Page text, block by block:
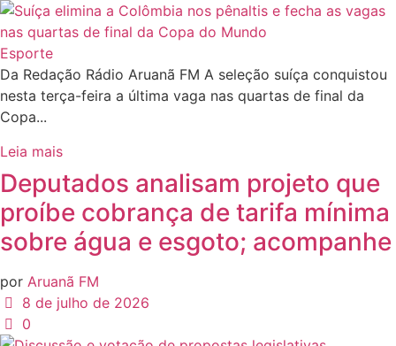
Esporte
Da Redação Rádio Aruanã FM A seleção suíça conquistou
nesta terça-feira a última vaga nas quartas de final da
Copa...
Leia mais
Deputados analisam projeto que
proíbe cobrança de tarifa mínima
sobre água e esgoto; acompanhe
por Aruanã FM
8 de julho de 2026
0